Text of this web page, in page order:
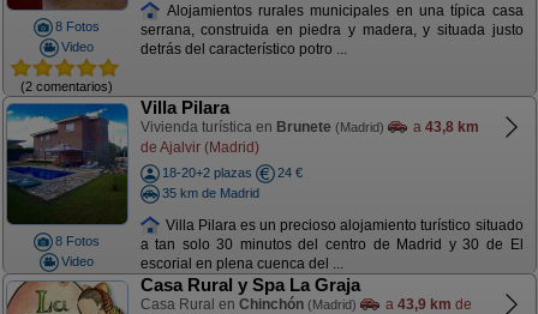
8 Fotos
Video
(2 comentarios)
Alojamientos rurales municipales en una típica casa
serrana, construida en piedra y madera, y situada justo
detrás del característico potro ...
8 Fotos
Video
Villa Pilara
Vivienda turística en Brunete (Madrid) a 43,8 km
de Ajalvir (Madrid)
18-20+2 plazas
24 €
35 km de Madrid
Villa Pilara es un precioso alojamiento turístico situado
a tan solo 30 minutos del centro de Madrid y 30 de El
escorial en plena cuenca del ...
Casa Rural y Spa La Graja
Casa Rural en Chinchón (Madrid) a 43,9 km de